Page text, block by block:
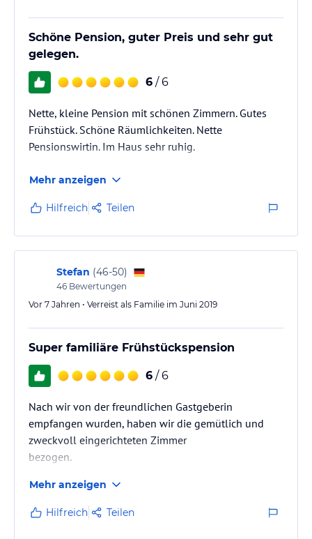
Schöne Pension, guter Preis und sehr gut
gelegen.
6 / 6
Nette, kleine Pension mit schönen Zimmern. Gutes
Frühstück. Schöne Räumlichkeiten. Nette
Pensionswirtin. Im Haus sehr ruhig.
Mehr anzeigen
Hilfreich Teilen
Stefan (46-50)
46 Bewertungen
Vor 7 Jahren • Verreist als Familie im Juni 2019
Super familiäre Frühstückspension
6 / 6
Nach wir von der freundlichen Gastgeberin
empfangen wurden, haben wir die gemütlich und
zweckvoll eingerichteten Zimmer
bezogen.
Frühstück vom reichhaltigen Buffet starten.
Danach konnten wir nach 2 Gehminuten die
Strassenbahn in Zentrum erreichen.
Mehr anzeigen
Hilfreich Teilen